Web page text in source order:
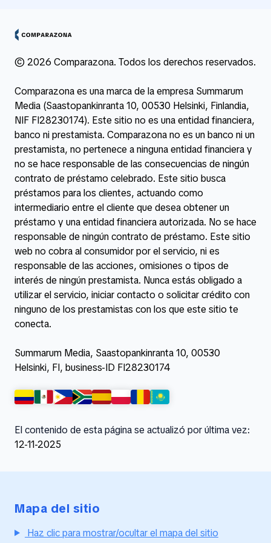
© 2026 Comparazona. Todos los derechos reservados.
Comparazona es una marca de la empresa Summarum
Media (Saastopankinranta 10, 00530 Helsinki, Finlandia,
NIF FI28230174). Este sitio no es una entidad financiera,
banco ni prestamista. Comparazona no es un banco ni un
prestamista, no pertenece a ninguna entidad financiera y
no se hace responsable de las consecuencias de ningún
contrato de préstamo celebrado. Este sitio busca
préstamos para los clientes, actuando como
intermediario entre el cliente que desea obtener un
préstamo y una entidad financiera autorizada. No se hace
responsable de ningún contrato de préstamo. Este sitio
web no cobra al consumidor por el servicio, ni es
responsable de las acciones, omisiones o tipos de
interés de ningún prestamista. Nunca estás obligado a
utilizar el servicio, iniciar contacto o solicitar crédito con
ninguno de los prestamistas con los que este sitio te
conecta.
Summarum Media, Saastopankinranta 10, 00530
Helsinki, FI, business-ID FI28230174
El contenido de esta página se actualizó por última vez:
12-11-2025
Mapa del sitio
Haz clic para mostrar/ocultar el mapa del sitio